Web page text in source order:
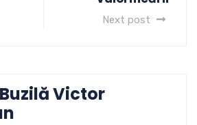
Next post
Buzilă Victor